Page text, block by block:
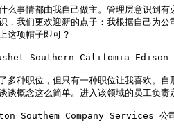
么事情都由我自己做主。管理层意识到
，我们更欢迎新的点子：我根据自己为
这项帽子即可？
Southern Califomia Edison 金
多种职位，但只有一种职位让我喜欢。
谈概念这么简单。进入该领域的员工负
Southem Company Services 公